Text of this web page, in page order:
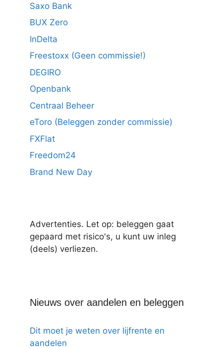
Saxo Bank
BUX Zero
InDelta
Freestoxx (Geen commissie!)
DEGIRO
Openbank
Centraal Beheer
eToro (Beleggen zonder commissie)
FXFlat
Freedom24
Brand New Day
Advertenties. Let op: beleggen gaat
gepaard met risico's, u kunt uw inleg
(deels) verliezen.
Nieuws over aandelen en beleggen
Dit moet je weten over lijfrente en
aandelen